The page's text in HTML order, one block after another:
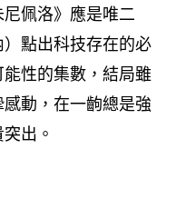
佩洛》應是唯二
）點出科技存在的必
性的集數，結局雖
動，在一齣總是強
出。